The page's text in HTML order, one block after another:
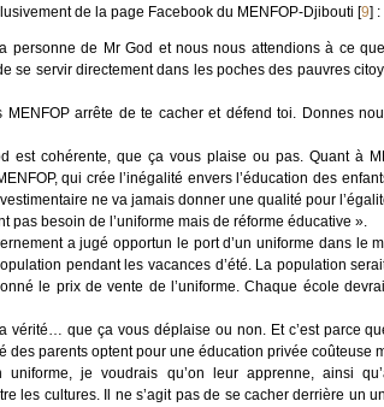
de la page Facebook du MENFOP-Djibouti [9] :
personne de Mr God et nous nous attendions à ce
se servir directement dans les poches des pauvres
arrête de te cacher et défend toi. Donnes
cohérente, que ça vous plaise ou pas. Quant à
qui crée l’inégalité envers l’éducation des
ne va jamais donner une qualité pour
pas besoin de l’uniforme mais de réforme éducative ».
a jugé opportun le port d’un uniforme dans le
pendant les vacances d’été. La population
le prix de vente de l’uniforme. Chaque école
que ça vous déplaise ou non. Et c’est parce
des parents optent pour une éducation privée coûteuse
je voudrais qu’on leur apprenne, ainsi
les cultures. Il ne s’agit pas de se cacher derrière un